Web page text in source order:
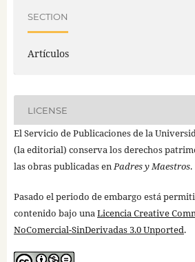
SECTION
Artículos
LICENSE
El Servicio de Publicaciones de la
(la editorial) conserva los derechos
las obras publicadas enPadres y Maestros.
Pasado el periodo de embargo está
contenido bajo unaLicencia Creative
NoComercial-SinDerivadas 3.0 Unported.